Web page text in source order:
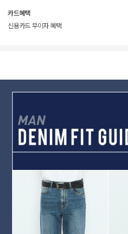
카드혜택
신용카드 무이자 혜택